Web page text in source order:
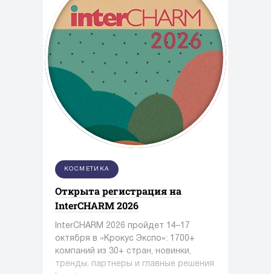
КОСМЕТИКА
Открыта регистрация на
InterCHARM 2026
InterCHARM 2026 пройдет 14–17
октября в «Крокус Экспо»: 1700+
компаний из 30+ стран, новинки,
тренды, партнеры и главные решения